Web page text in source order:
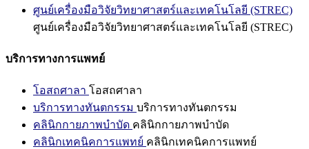
ศูนย์เครื่องมือวิจัยวิทยาศาสตร์และเทคโนโลยี (STREC)
ศูนย์เครื่องมือวิจัยวิทยาศาสตร์และเทคโนโลยี (STREC)
บริการทางการแพทย์
โอสถศาลา โอสถศาลา
บริการทางทันตกรรม บริการทางทันตกรรม
คลินิกกายภาพบำบัด คลินิกกายภาพบำบัด
คลินิกเทคนิคการแพทย์ คลินิกเทคนิคการแพทย์